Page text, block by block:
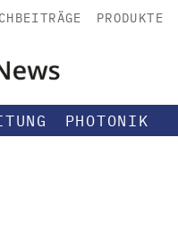
PRODUKTE
PHOTONIK